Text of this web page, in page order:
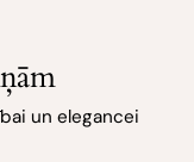
un elegancei